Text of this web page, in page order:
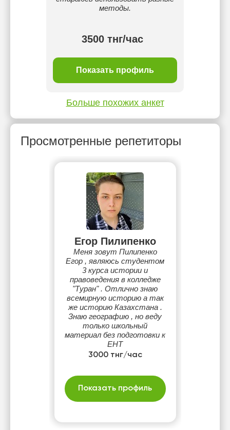
методы.
3500 тнг/час
Показать профиль
Больше похожих анкет
Просмотренные репетиторы
Егор Пилипенко
Меня зовут Пилипенко
Егор , являюсь студентом
3 курса истории и
правоведения в колледже
"Туран" . Отлично знаю
всемирную историю а так
же историю Казахстана .
Знаю географию , но веду
только школьный
материал без подготовки к
ЕНТ
3000 тнг/час
Показать профиль